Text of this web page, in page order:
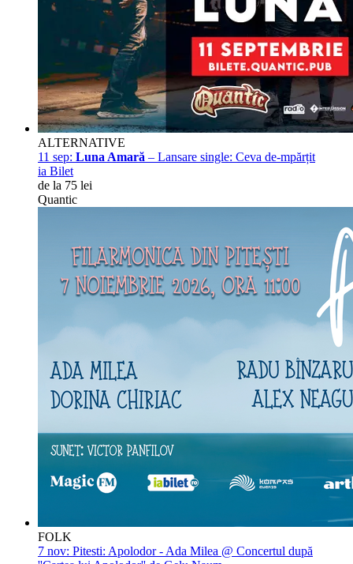
ALTERNATIVE
11 sep: Luna Amară – Lansare single: Ceva de-mpărțit
ia Bilet
de la 75 lei
Quantic
FOLK
7 nov: Pitesti: Apolodor - Ada Milea @ Concertul după